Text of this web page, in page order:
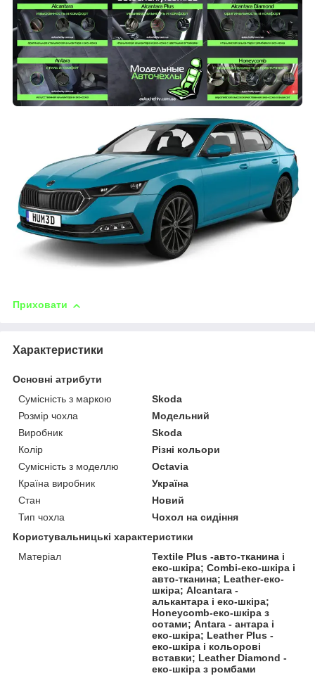
Приховати
Характеристики
Основні атрибути
Сумісність з маркою
Skoda
Розмір чохла
Модельний
Виробник
Skoda
Колір
Різні кольори
Сумісність з моделлю
Octavia
Країна виробник
Україна
Стан
Новий
Тип чохла
Чохол на сидіння
Користувальницькі характеристики
Матеріал
Textile Plus -авто-тканина і
еко-шкіра; Combi-еко-шкіра і
авто-тканина; Leather-еко-
шкіра; Alcantara -
алькантара і еко-шкіра;
Honeycomb-еко-шкіра з
сотами; Antara - антара і
еко-шкіра; Leather Plus -
еко-шкіра і кольорові
вставки; Leather Diamond -
еко-шкіра з ромбами